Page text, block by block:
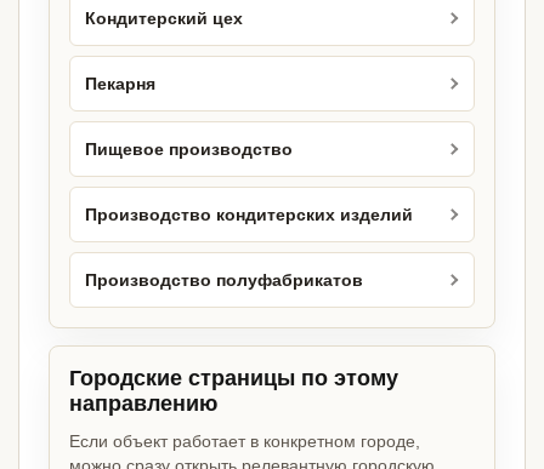
Кондитерский цех
Пекарня
Пищевое производство
Производство кондитерских изделий
Производство полуфабрикатов
Городские страницы по этому
направлению
Если объект работает в конкретном городе,